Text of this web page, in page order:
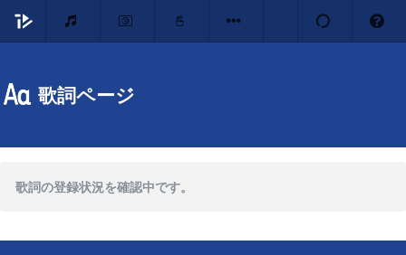
歌詞ページ
歌詞の登録状況を確認中です。